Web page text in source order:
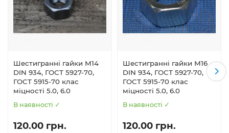
Шестигранні гайки М14
DIN 934, ГОСТ 5927-70,
ГОСТ 5915-70 клас
міцності 5.0, 6.0
В наявності ✓
120.00 грн.
Шестигранні гайки М16
DIN 934, ГОСТ 5927-70,
ГОСТ 5915-70 клас
міцності 5.0, 6.0
В наявності ✓
120.00 грн.